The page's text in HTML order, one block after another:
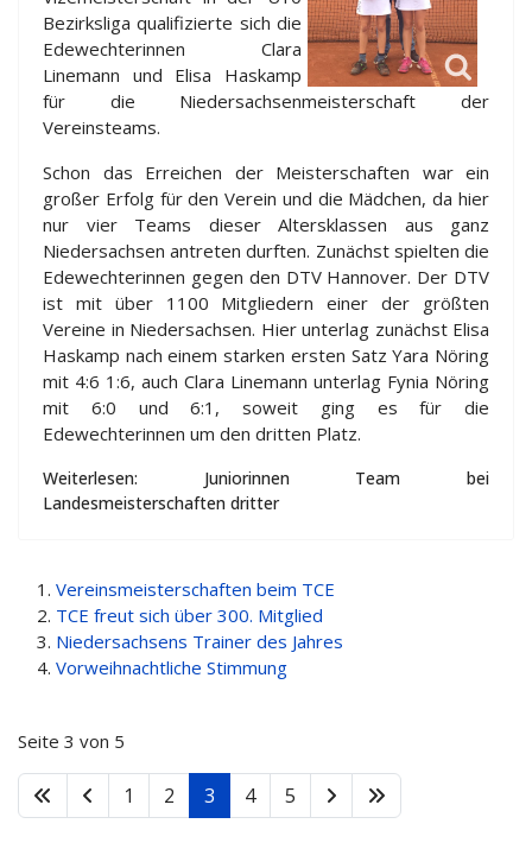
Bezirksliga qualifizierte sich die
Edewechterinnen Clara
Linemann und Elisa Haskamp
für die Niedersachsenmeisterschaft der
Vereinsteams.
Schon das Erreichen der Meisterschaften war ein
großer Erfolg für den Verein und die Mädchen, da hier
nur vier Teams dieser Altersklassen aus ganz
Niedersachsen antreten durften. Zunächst spielten die
Edewechterinnen gegen den DTV Hannover. Der DTV
ist mit über 1100 Mitgliedern einer der größten
Vereine in Niedersachsen. Hier unterlag zunächst Elisa
Haskamp nach einem starken ersten Satz Yara Nöring
mit 4:6 1:6, auch Clara Linemann unterlag Fynia Nöring
mit 6:0 und 6:1, soweit ging es für die
Edewechterinnen um den dritten Platz.
Weiterlesen: Juniorinnen Team bei
Landesmeisterschaften dritter
Vereinsmeisterschaften beim TCE
TCE freut sich über 300. Mitglied
Niedersachsens Trainer des Jahres
Vorweihnachtliche Stimmung
Seite 3 von 5
1 2 3 4 5